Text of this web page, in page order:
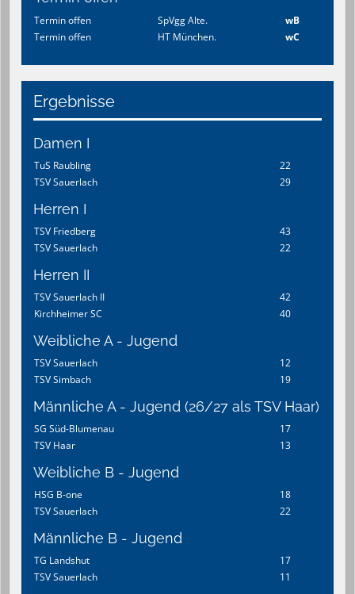
Termin offen SpVgg Alte.
wB
Termin offen
HT München. wC
Ergebnisse
Damen I
TuS Raubling
22
TSV Sauerlach
29
Herren I
TSV Friedberg
43
TSV Sauerlach
22
Herren II
TSV Sauerlach II
42
Kirchheimer SC
40
Weibliche A - Jugend
TSV Sauerlach
12
TSV Simbach
19
Männliche A - Jugend (26/27 als TSV Haar)
SG Süd-Blumenau
17
TSV Haar
13
Weibliche B - Jugend
HSG B-one
18
TSV Sauerlach
22
Männliche B - Jugend
TG Landshut
17
TSV Sauerlach
11